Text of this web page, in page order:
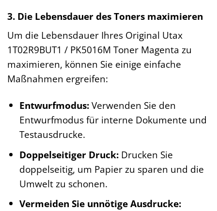
3. Die Lebensdauer des Toners maximieren
Um die Lebensdauer Ihres Original Utax
1T02R9BUT1 / PK5016M Toner Magenta zu
maximieren, können Sie einige einfache
Maßnahmen ergreifen:
Entwurfmodus:Verwenden Sie den
Entwurfmodus für interne Dokumente und
Testausdrucke.
Doppelseitiger Druck:Drucken Sie
doppelseitig, um Papier zu sparen und die
Umwelt zu schonen.
Vermeiden Sie unnötige Ausdrucke: